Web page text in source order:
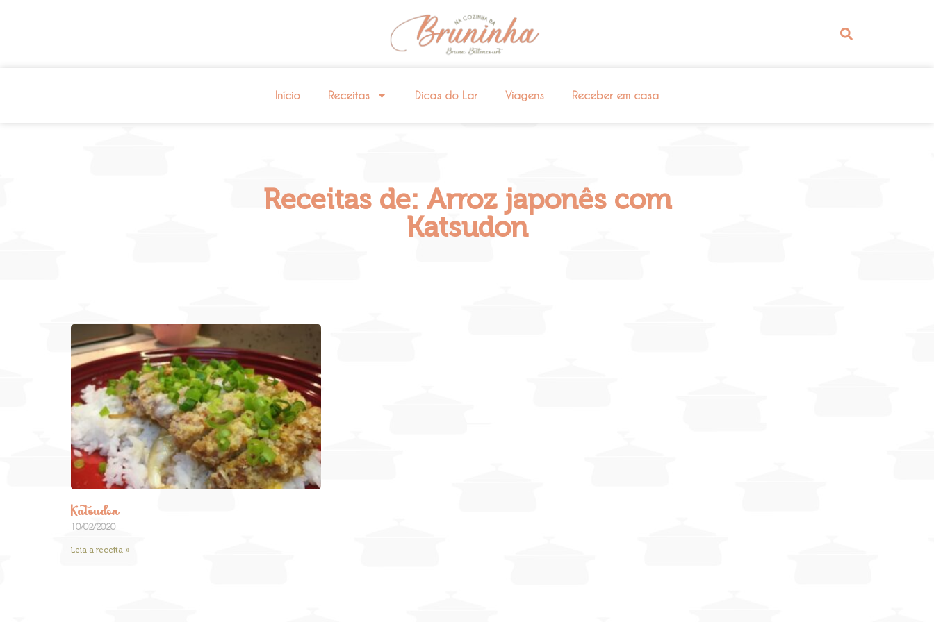
Início Receitas Dicas do Lar Viagens Receber em casa
Receitas de: Arroz japonês com
Katsudon
Katsudon
10/02/2020
Leia a receita »